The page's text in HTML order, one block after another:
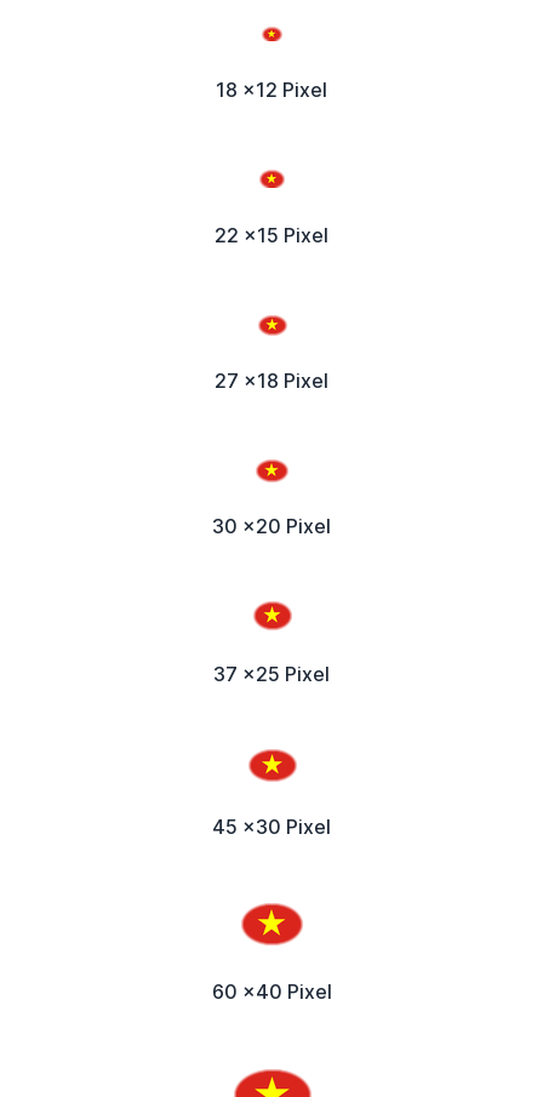
18 x12 Pixel
22 x15 Pixel
27 x18 Pixel
30 x20 Pixel
37 x25 Pixel
45 x30 Pixel
60 x40 Pixel